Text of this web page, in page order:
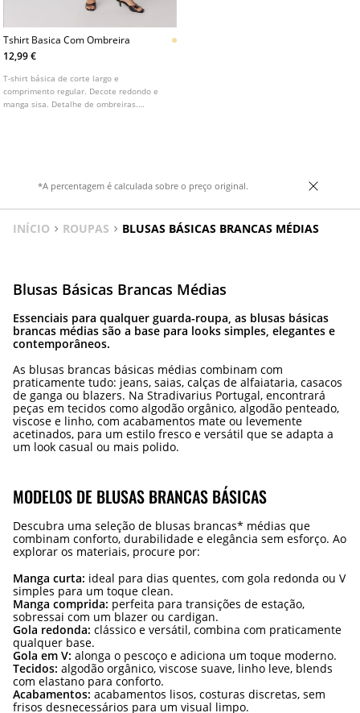
Tshirt Basica Com Ombreira
12,99 €
T-shirt básica de corte largo e
comprimento regular. Decote redondo e
manga sisa. Detalhe de ombreiras.
*A percentagem é calculada sobre o preço original.
INÍCIO ROUPAS BLUSAS BÁSICAS BRANCAS MÉDIAS
Blusas Básicas Brancas Médias
Essenciais para qualquer guarda-roupa, as blusas básicas
brancas médias são a base para looks simples, elegantes e
contemporâneos.
As blusas brancas básicas médias combinam com
praticamente tudo: jeans, saias, calças de alfaiataria, casacos
de ganga ou blazers. Na Stradivarius Portugal, encontrará
peças em tecidos como algodão orgânico, algodão penteado,
viscose e linho, com acabamentos mate ou levemente
acetinados, para um estilo fresco e versátil que se adapta a
um look casual ou mais polido.
MODELOS DE BLUSAS BRANCAS BÁSICAS
Descubra uma seleção de blusas brancas* médias que
combinam conforto, durabilidade e elegância sem esforço. Ao
explorar os materiais, procure por:
Manga curta: ideal para dias quentes, com gola redonda ou V
simples para um toque clean.
Manga comprida: perfeita para transições de estação,
sobressai com um blazer ou cardigan.
Gola redonda: clássico e versátil, combina com praticamente
qualquer base.
Gola em V: alonga o pescoço e adiciona um toque moderno.
Tecidos: algodão orgânico, viscose suave, linho leve, blends
com elastano para conforto.
Acabamentos: acabamentos lisos, costuras discretas, sem
frisos desnecessários para um visual limpo.